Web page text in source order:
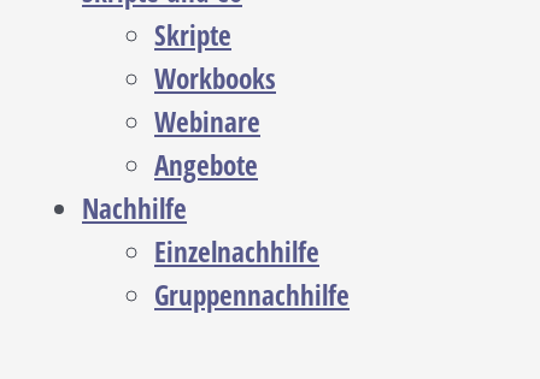
Skripte
Workbooks
Webinare
Angebote
Nachhilfe
Einzelnachhilfe
Gruppennachhilfe